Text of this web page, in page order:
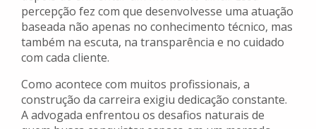
percepção fez com que desenvolvesse uma atuação
baseada não apenas no conhecimento técnico, mas
também na escuta, na transparência e no cuidado
com cada cliente.
Como acontece com muitos profissionais, a
construção da carreira exigiu dedicação constante.
A advogada enfrentou os desafios naturais de